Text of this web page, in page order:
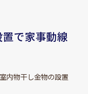
で家事動線
内物干し金物の設置